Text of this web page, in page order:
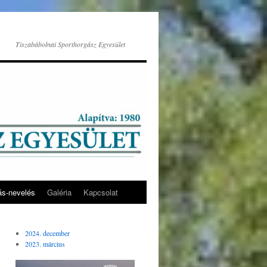
Tiszabábolnai Sporthorgász Egyesület
nevelés Galéria Kapcsolat
2024. december
2023. március